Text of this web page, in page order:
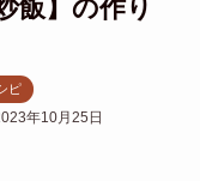
飯】の作り
ピ
年10月25日